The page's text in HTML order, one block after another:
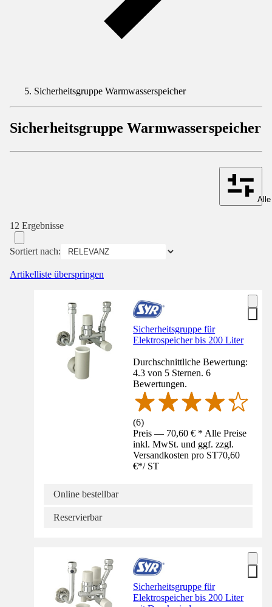
Sicherheitsgruppe Warmwasserspeicher
Sicherheitsgruppe Warmwasserspeicher
12 Ergebnisse
Sortiert nach:
Artikelliste überspringen
Sicherheitsgruppe für
Elektrospeicher bis 200 Liter
Durchschnittliche Bewertung:
4.3 von 5 Sternen. 6
Bewertungen.
(6)
Preis — 70,60 € * Alle Preise
inkl. MwSt. und ggf. zzgl.
Versandkosten pro ST70,60
€*/ ST
Online bestellbar
Reservierbar
Sicherheitsgruppe für
Elektrospeicher bis 200 Liter